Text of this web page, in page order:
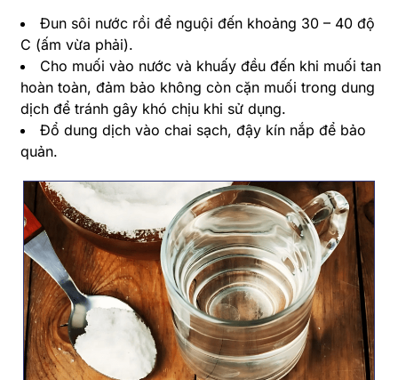
Đun sôi nước rồi để nguội đến khoảng 30 – 40 độ
C (ấm vừa phải).
Cho muối vào nước và khuấy đều đến khi muối tan
hoàn toàn, đảm bảo không còn cặn muối trong dung
dịch để tránh gây khó chịu khi sử dụng.
Đổ dung dịch vào chai sạch, đậy kín nắp để bảo
quản.